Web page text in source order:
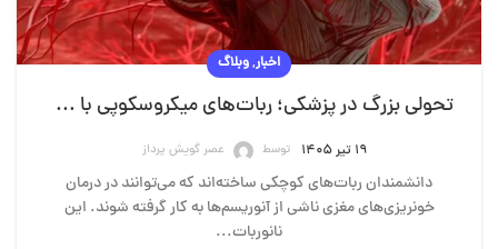
اخبار,وبلاگ
تحولی بزرگ در پزشکی؛ ربات‌های میکروسکوپی با خونریزی‌های مغزی مقابله می‌کنند
۱۹ تیر ۱۴۰۵ توسط عصر گویش پرداز
دانشمندان ربات‌های کوچکی ساخته‌اند که می‌توانند در درمان
خونریزی‌های مغزی ناشی از آنوریسم‌ها به کار گرفته شوند. این
نانوربات‌...